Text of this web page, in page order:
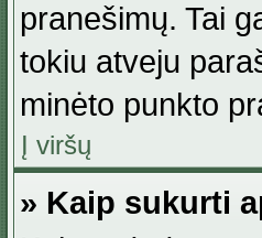
pranešimų. Tai
tokiu atveju
minėto punkto
Į viršų
» Kaip sukurti